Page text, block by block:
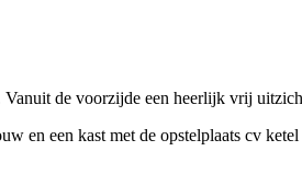
de voorzijde een heerlijk vrij
en een kast met de opstelplaats cv